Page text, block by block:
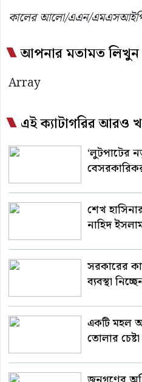
কালের আলো/এএন/
আপনার মতামত লিখুন
Array
এই ক্যাটাগরির আরও
‘লুটপাটের
শেখ
নাহিদ
সরকারের
ব্যবস্থা
একটি মহল
তোলার